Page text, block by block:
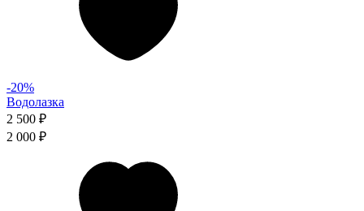
-20%
Водолазка
2 500 ₽
2 000 ₽